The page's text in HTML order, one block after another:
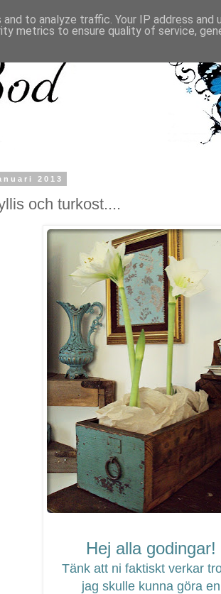
2013
och turkost....
Hej alla godingar!
Tänk att ni faktiskt verkar
jag skulle kunna göra en
to analyze traffic. Your IP address and
metrics to ensure quality of service,